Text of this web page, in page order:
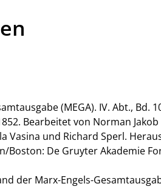
(MEGA). IV. Abt.,
Bearbeitet von Norman
Vasina und Richard Sperl.
Boston: De Gruyter Akademie
der Marx-Engels-